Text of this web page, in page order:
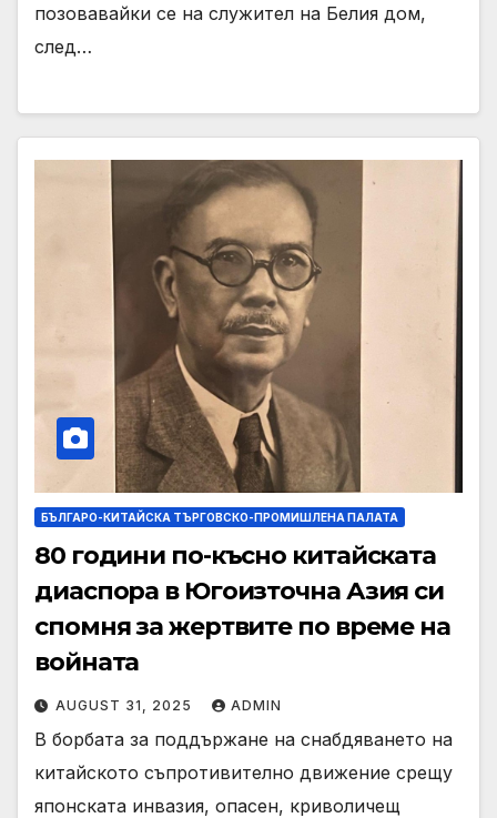
позовавайки се на служител на Белия дом,
след…
БЪЛГАРО-КИТАЙСКА ТЪРГОВСКО-ПРОМИШЛЕНА ПАЛАТА
80 години по-късно китайската
диаспора в Югоизточна Азия си
спомня за жертвите по време на
войната
AUGUST 31, 2025 ADMIN
В борбата за поддържане на снабдяването на
китайското съпротивително движение срещу
японската инвазия, опасен, криволичещ